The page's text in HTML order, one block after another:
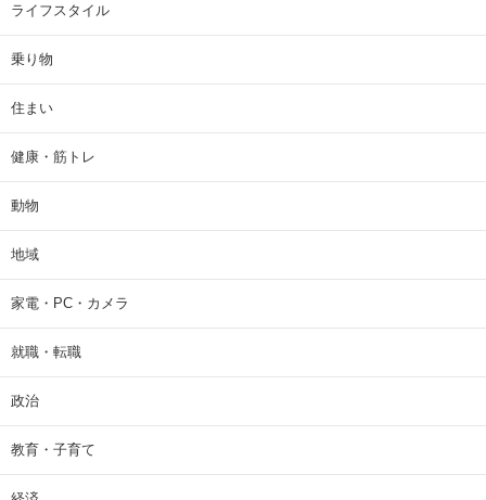
ライフスタイル
乗り物
住まい
健康・筋トレ
動物
地域
家電・PC・カメラ
就職・転職
政治
教育・子育て